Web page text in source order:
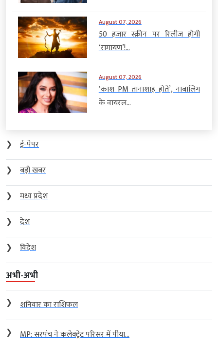
August 07, 2026
50 हजार स्क्रीन पर रिलीज होगी
‘रामायण’!...
August 07, 2026
‘काश PM तानाशाह होते’, नाबालिग
के वायरल...
❯
ई-पेपर
❯
बड़ी खबर
❯
मध्य प्रदेश
❯
देश
❯
विदेश
अभी-अभी
❯ शनिवार का राशिफल
❯ MP: सरपंच ने कलेक्ट्रेट परिसर में पीया...